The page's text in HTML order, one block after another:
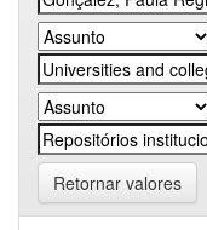
Retornar valores